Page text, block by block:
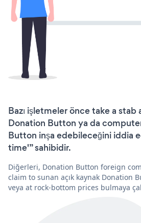
Bazı işletmeler önce take a
Donation Button ya da
Button inşa edebileceğini iddia
time'” sahibidir.
Diğerleri, Donation Button foreign
claim to sunan açık kaynak Donation
veya at rock-bottom prices bulmaya